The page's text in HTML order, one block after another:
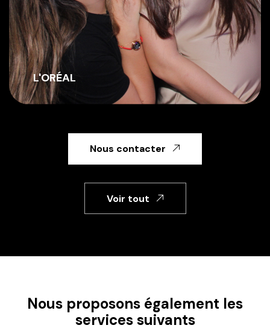
60 ANS EMILE GARCIN
Nous contacter
Voir tout
Nous proposons également les
services suivants